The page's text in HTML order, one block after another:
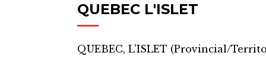
QUEBEC L'ISLET
QUEBEC, L'ISLET (Provincial/